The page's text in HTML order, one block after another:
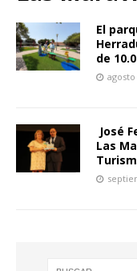
El
de
agosto
José
Las